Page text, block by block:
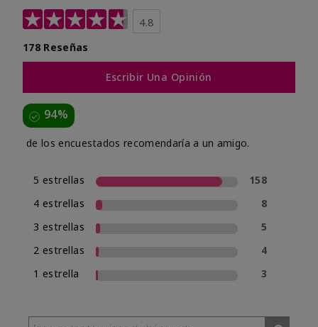
4.8
178 Reseñas
Escribir Una Opinión
94%
de los encuestados recomendaría a un amigo.
5 estrellas
158
4 estrellas
8
3 estrellas
5
2 estrellas
4
1 estrella
3